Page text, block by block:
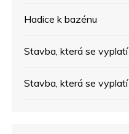
Hadice k bazénu
Stavba, která se vyplatí
Stavba, která se vyplatí